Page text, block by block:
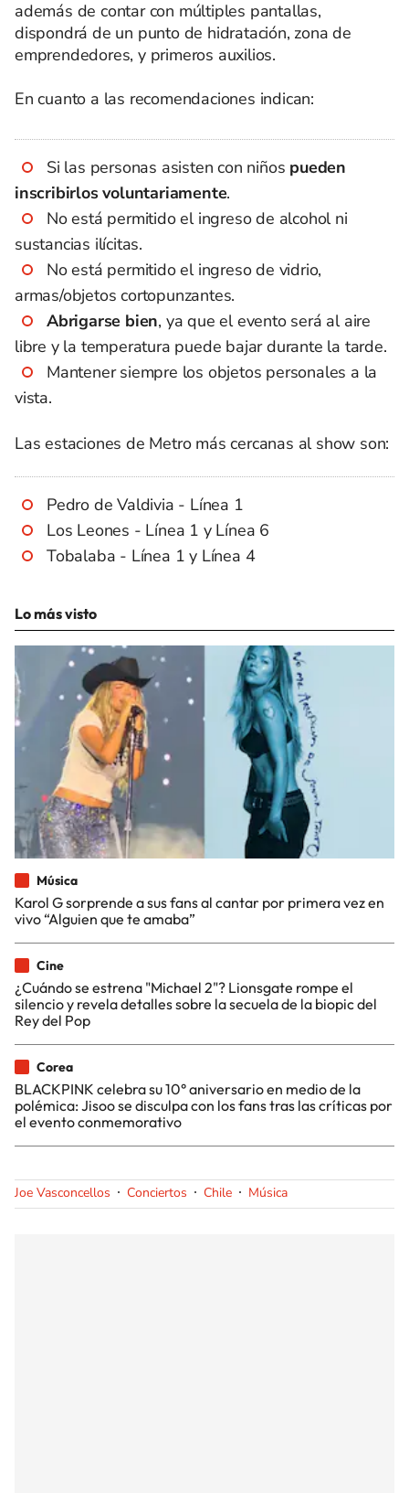
además de contar con múltiples pantallas,
dispondrá de un punto de hidratación, zona de
emprendedores, y primeros auxilios.
En cuanto a las recomendaciones indican:
Si las personas asisten con niños pueden
inscribirlos voluntariamente.
No está permitido el ingreso de alcohol ni
sustancias ilícitas.
No está permitido el ingreso de vidrio,
armas/objetos cortopunzantes.
Abrigarse bien, ya que el evento será al aire
libre y la temperatura puede bajar durante la tarde.
Mantener siempre los objetos personales a la
vista.
Las estaciones de Metro más cercanas al show son:
Pedro de Valdivia - Línea 1
Los Leones - Línea 1 y Línea 6
Tobalaba - Línea 1 y Línea 4
Lo más visto
Música
Karol G sorprende a sus fans al cantar por primera vez en
vivo “Alguien que te amaba”
Cine
¿Cuándo se estrena "Michael 2"? Lionsgate rompe el
silencio y revela detalles sobre la secuela de la biopic del
Rey del Pop
Corea
BLACKPINK celebra su 10° aniversario en medio de la
polémica: Jisoo se disculpa con los fans tras las críticas por
el evento conmemorativo
Joe Vasconcellos Conciertos Chile Música